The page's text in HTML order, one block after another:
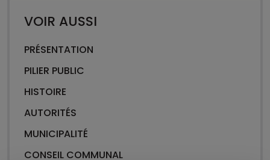
VOIR AUSSI
PRÉSENTATION
PILIER PUBLIC
HISTOIRE
AUTORITÉS
MUNICIPALITÉ
CONSEIL COMMUNAL